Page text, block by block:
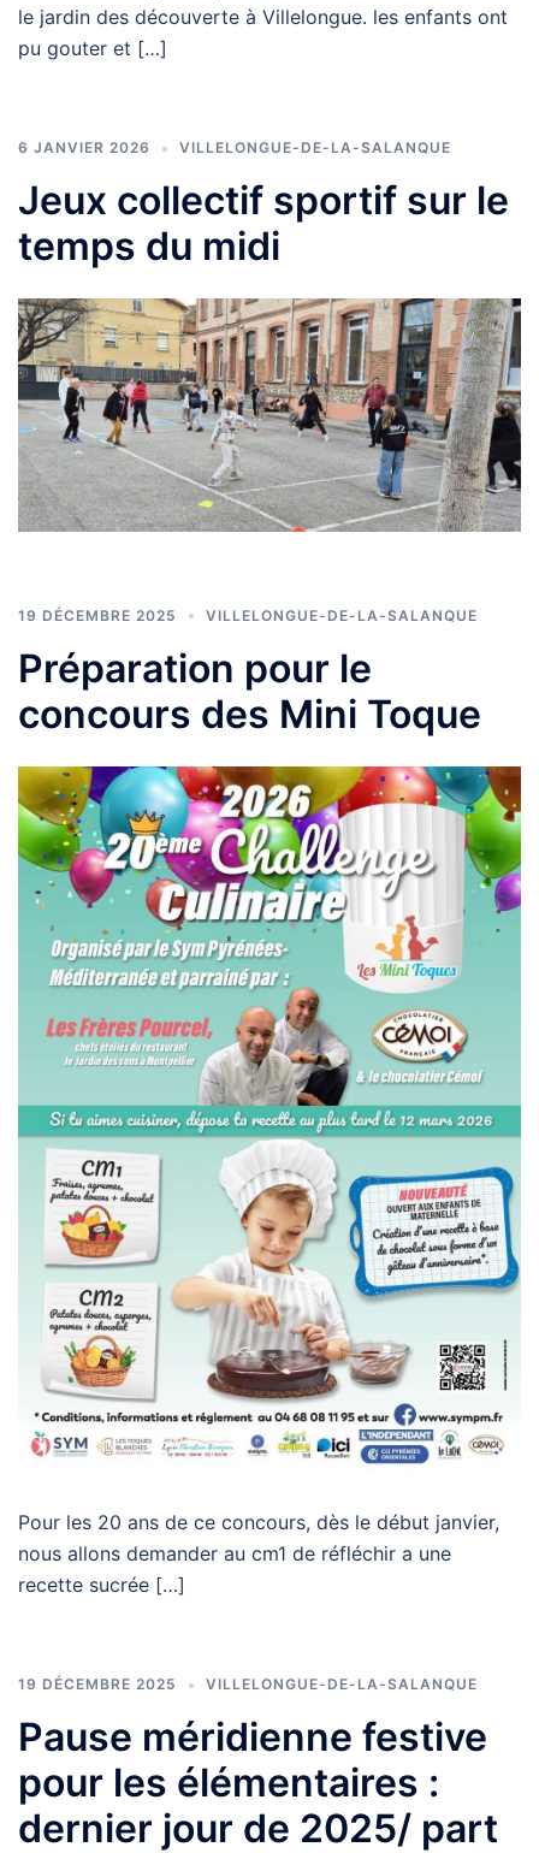
le jardin des découverte à Villelongue. les enfants ont
pu gouter et […]
6 JANVIER 2026 VILLELONGUE-DE-LA-SALANQUE
Jeux collectif sportif sur le
temps du midi
19 DÉCEMBRE 2025 VILLELONGUE-DE-LA-SALANQUE
Préparation pour le
concours des Mini Toque
Pour les 20 ans de ce concours, dès le début janvier,
nous allons demander au cm1 de réfléchir a une
recette sucrée […]
19 DÉCEMBRE 2025 VILLELONGUE-DE-LA-SALANQUE
Pause méridienne festive
pour les élémentaires :
dernier jour de 2025/ part